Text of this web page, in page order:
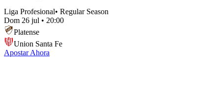
Liga Profesional• Regular Season
Dom 26 jul • 20:00
Platense
Union Santa Fe
Apostar Ahora